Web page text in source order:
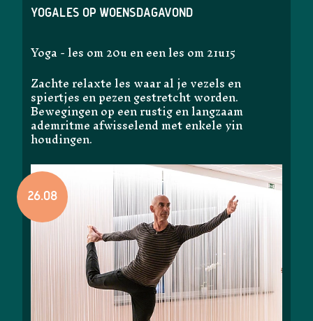
Yogales op woensdagavond
Yoga - les om 20u en een les om 21u15
Zachte relaxte les waar al je vezels en
spiertjes en pezen gestretcht worden.
Bewegingen op een rustig en langzaam
ademritme afwisselend met enkele yin
houdingen.
26.08